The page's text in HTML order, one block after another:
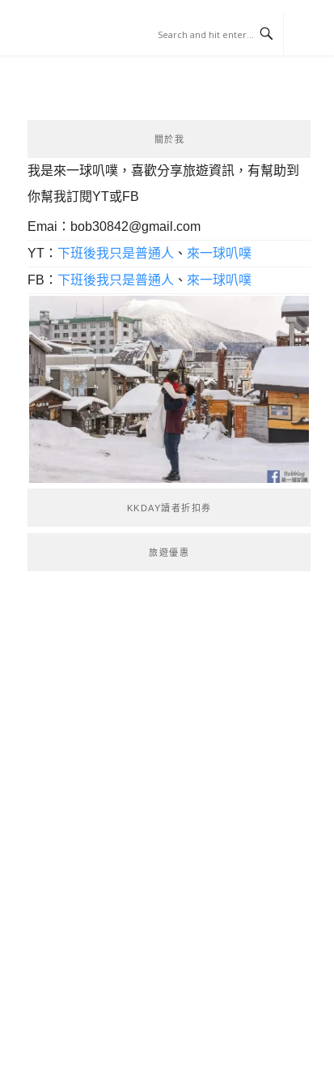
關於我
我是來一球叭噗，喜歡分享旅遊資訊，有幫助到
你幫我訂閱YT或FB
Emai： bob30842@gmail.com
YT：下班後我只是普通人 、 來一球叭噗
FB：下班後我只是普通人 、 來一球叭噗
KKDAY讀者折扣券
旅遊優惠